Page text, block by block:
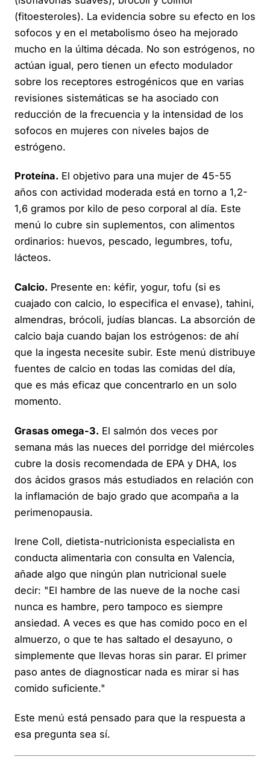
(fitoesteroles). La evidencia sobre su efecto en los
sofocos y en el metabolismo óseo ha mejorado
mucho en la última década. No son estrógenos, no
actúan igual, pero tienen un efecto modulador
sobre los receptores estrogénicos que en varias
revisiones sistemáticas se ha asociado con
reducción de la frecuencia y la intensidad de los
sofocos en mujeres con niveles bajos de
estrógeno.
Proteína. El objetivo para una mujer de 45-55
años con actividad moderada está en torno a 1,2-
1,6 gramos por kilo de peso corporal al día. Este
menú lo cubre sin suplementos, con alimentos
ordinarios: huevos, pescado, legumbres, tofu,
lácteos.
Calcio. Presente en: kéfir, yogur, tofu (si es
cuajado con calcio, lo especifica el envase), tahini,
almendras, brócoli, judías blancas. La absorción de
calcio baja cuando bajan los estrógenos: de ahí
que la ingesta necesite subir. Este menú distribuye
fuentes de calcio en todas las comidas del día,
que es más eficaz que concentrarlo en un solo
momento.
Grasas omega-3. El salmón dos veces por
semana más las nueces del porridge del miércoles
cubre la dosis recomendada de EPA y DHA, los
dos ácidos grasos más estudiados en relación con
la inflamación de bajo grado que acompaña a la
perimenopausia.
Irene Coll, dietista-nutricionista especialista en
conducta alimentaria con consulta en Valencia,
añade algo que ningún plan nutricional suele
decir: "El hambre de las nueve de la noche casi
nunca es hambre, pero tampoco es siempre
ansiedad. A veces es que has comido poco en el
almuerzo, o que te has saltado el desayuno, o
simplemente que llevas horas sin parar. El primer
paso antes de diagnosticar nada es mirar si has
comido suficiente."
Este menú está pensado para que la respuesta a
esa pregunta sea sí.